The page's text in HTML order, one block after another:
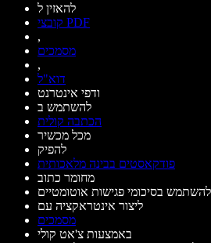
להאזין ל
קובצי PDF
,
מסמכים
,
דוא"ל
ודפי אינטרנט
להשתמש ב
הכתבה קולית
מכל מכשיר
להפיק
פודקאסטים בבינה מלאכותית
מחומר כתוב
להשתמש בסיכומי פגישות אוטומטיים
ליצור אינטראקציה עם
מסמכים
באמצעות צ'אט קולי